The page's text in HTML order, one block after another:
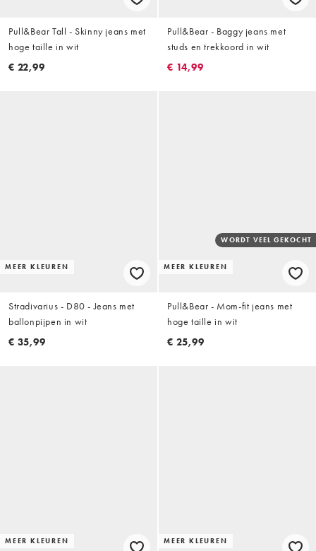
Pull&Bear Tall - Skinny jeans met
hoge taille in wit
€ 22,99
Pull&Bear - Baggy jeans met
studs en trekkoord in wit
€ 14,99
MEER KLEUREN
Stradivarius - D80 - Jeans met
ballonpijpen in wit
€ 35,99
MEER KLEUREN
WORDT VEEL GEKOCHT
Pull&Bear - Mom-fit jeans met
hoge taille in wit
€ 25,99
MEER KLEUREN MEER KLEUREN